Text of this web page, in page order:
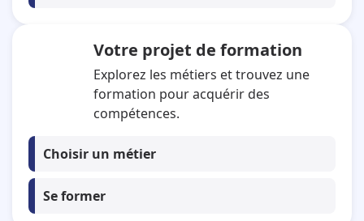
Votre projet de formation
Explorez les métiers et trouvez une
formation pour acquérir des
compétences.
Choisir un métier
Se former